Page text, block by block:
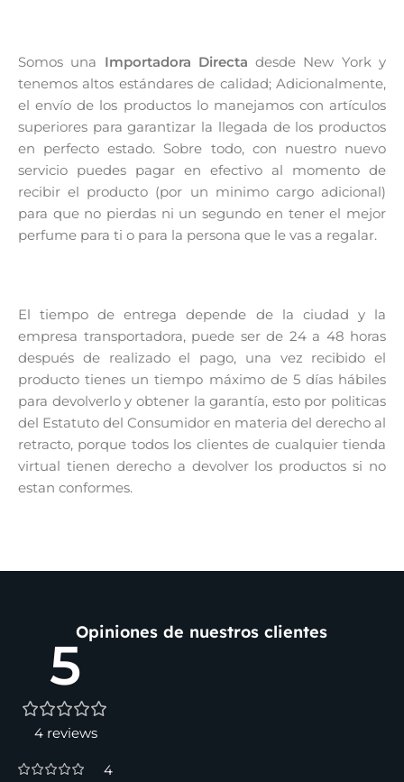
Somos una Importadora Directa desde New York y
tenemos altos estándares de calidad; Adicionalmente,
el envío de los productos lo manejamos con artículos
superiores para garantizar la llegada de los productos
en perfecto estado. Sobre todo, con nuestro nuevo
servicio puedes pagar en efectivo al momento de
recibir el producto (por un minimo cargo adicional)
para que no pierdas ni un segundo en tener el mejor
perfume para ti o para la persona que le vas a regalar.
El tiempo de entrega depende de la ciudad y la
empresa transportadora, puede ser de 24 a 48 horas
después de realizado el pago, una vez recibido el
producto tienes un tiempo máximo de 5 días hábiles
para devolverlo y obtener la garantía, esto por politicas
del Estatuto del Consumidor en materia del derecho al
retracto, porque todos los clientes de cualquier tienda
virtual tienen derecho a devolver los productos si no
estan conformes.
Opiniones de nuestros clientes
5
4 reviews
4